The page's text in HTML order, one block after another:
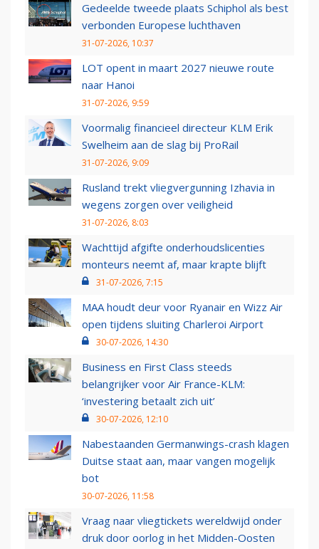
Gedeelde tweede plaats Schiphol als best
verbonden Europese luchthaven
31-07-2026, 10:37
LOT opent in maart 2027 nieuwe route
naar Hanoi
31-07-2026, 9:59
Voormalig financieel directeur KLM Erik
Swelheim aan de slag bij ProRail
31-07-2026, 9:09
Rusland trekt vliegvergunning Izhavia in
wegens zorgen over veiligheid
31-07-2026, 8:03
Wachttijd afgifte onderhoudslicenties
monteurs neemt af, maar krapte blijft
31-07-2026, 7:15
MAA houdt deur voor Ryanair en Wizz Air
open tijdens sluiting Charleroi Airport
30-07-2026, 14:30
Business en First Class steeds
belangrijker voor Air France-KLM:
‘investering betaalt zich uit’
30-07-2026, 12:10
Nabestaanden Germanwings-crash klagen
Duitse staat aan, maar vangen mogelijk
bot
30-07-2026, 11:58
Vraag naar vliegtickets wereldwijd onder
druk door oorlog in het Midden-Oosten